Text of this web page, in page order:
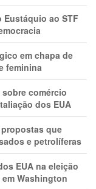
Eustáquio ao STF
em chapa de
feminina
comércio
dos EUA
que
e petrolíferas
EUA na eleição
Washington